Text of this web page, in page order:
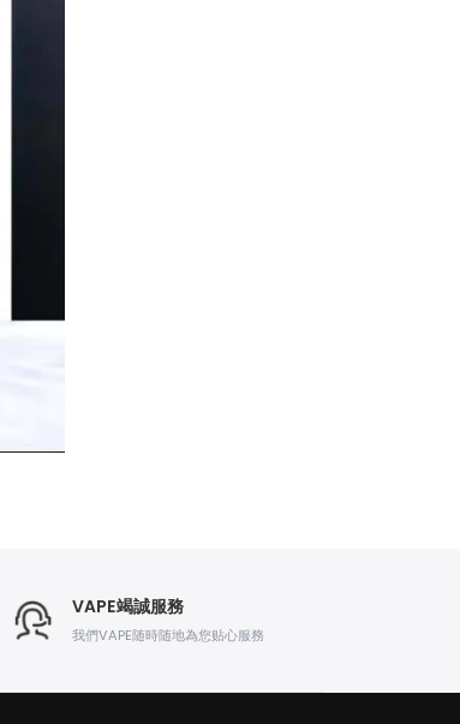
VAPE竭誠服務
我們VAPE随時随地為您贴心服務